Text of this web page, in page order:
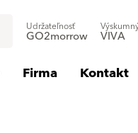
Udržateľnosť
GO2morrow VIVA
Firma Kontakt